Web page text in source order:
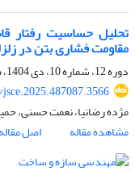
تحلیل حساسیت رفتار
مقاومت فشاری بتن در
دوره 12، شماره 10، دی 1404، صفحه
مژده رضانیا، نعمت حسنی،
مشاهده مقاله
اصل مقاله